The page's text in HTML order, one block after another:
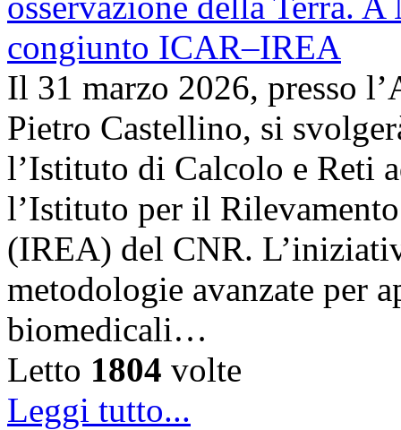
Il 31 marzo 2026, presso
Pietro Castellino, si
l’Istituto di Calcolo e Reti
l’Istituto per il
(IREA) del CNR.
metodologie avanzate per
biomedicali…
Letto 1804 volte
Leggi tutto...